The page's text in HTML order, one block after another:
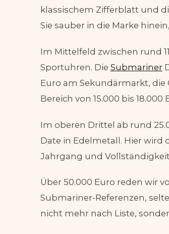
klassischem Zifferblatt und
Sie sauber in die Marke
Im Mittelfeld zwischen rund
Sportuhren. Die Submariner
Euro am Sekundärmarkt, die
Bereich von 15.000 bis
Im oberen Drittel ab rund
Date in Edelmetall. Hier
Jahrgang und
Über 50.000 Euro reden wir
Submariner-Referenzen,
nicht mehr nach Liste,